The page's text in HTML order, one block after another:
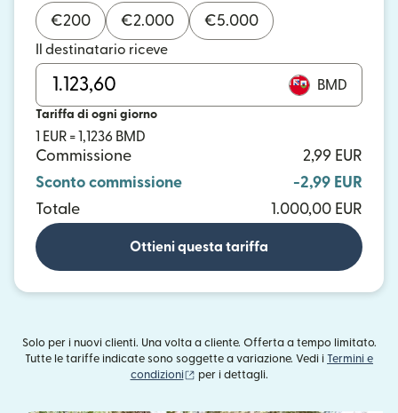
€200 €2.000 €5.000
Il destinatario riceve
BMD
Tariffa di ogni giorno
1 EUR = 1,1236 BMD
Commissione
2,99 EUR
Sconto commissione
-2,99 EUR
Totale
1.000,00 EUR
Ottieni questa tariffa
Solo per i nuovi clienti. Una volta a cliente. Offerta a tempo limitato.
Tutte le tariffe indicate sono soggette a variazione. Vedi i Termini e
condizioni
(si apre in una nuova finestra)
per i dettagli.